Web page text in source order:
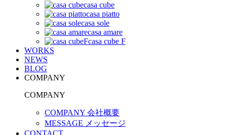
casa cube
casa piatto
casa sole
casa amare
casa cube F
WORKS
NEWS
BLOG
COMPANY
COMPANY
COMPANY 会社概要
MESSAGE メッセージ